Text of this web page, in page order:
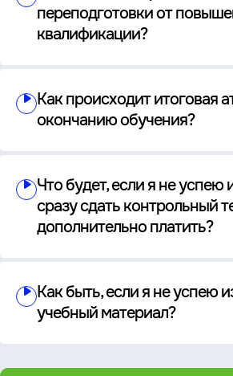
переподготовки от
квалификации?
Как происходит итоговая
окончанию обучения?
Что будет, если я не успею
сразу сдать контрольный
дополнительно платить?
Как быть, если я не успею
учебный материал?